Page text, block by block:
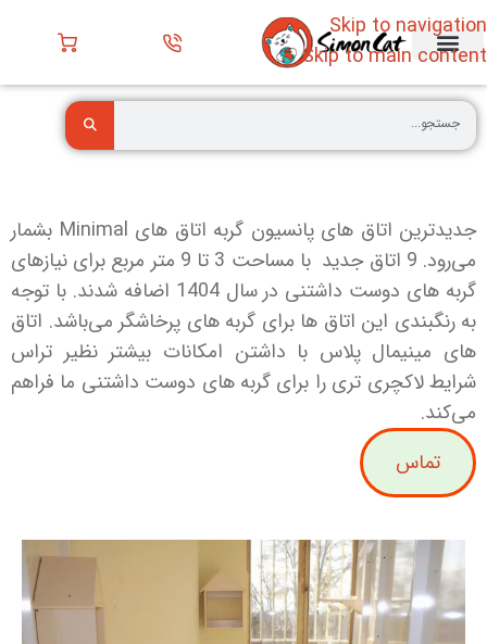
Skip to navigation
Skip to main content
جدیدترین اتاق های پانسیون گربه اتاق های Minimal بشمار
می‌رود. 9 اتاق جدید با مساحت 3 تا 9 متر مربع برای نیازهای
گربه های دوست داشتنی در سال 1404 اضافه شدند. با توجه
به رنگبندی این اتاق ها برای گربه های پرخاشگر می‌باشد. اتاق
های مینیمال پلاس با داشتن امکانات بیشتر نظیر تراس
شرایط لاکچری تری را برای گربه های دوست داشتنی ما فراهم
می‌کند.
تماس